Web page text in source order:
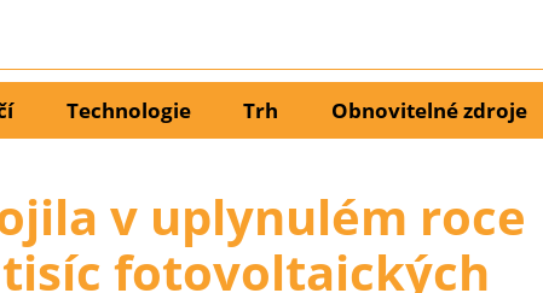
Technologie Trh Obnovitelné zdroje
v uplynulém roce
fotovoltaických